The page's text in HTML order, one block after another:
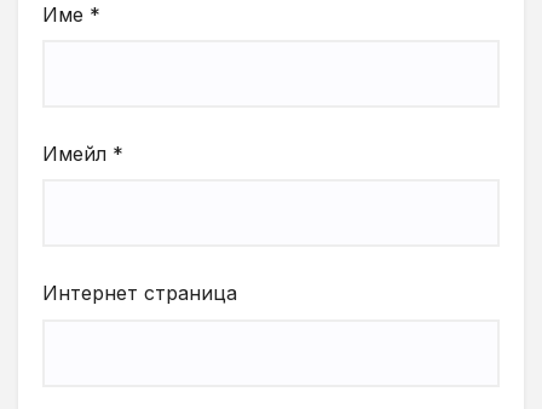
Име *
Имейл *
Интернет страница